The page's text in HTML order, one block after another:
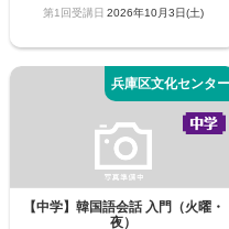
2026年10月3日(土)
【中学】韓国語会話 入門（火曜・
夜）